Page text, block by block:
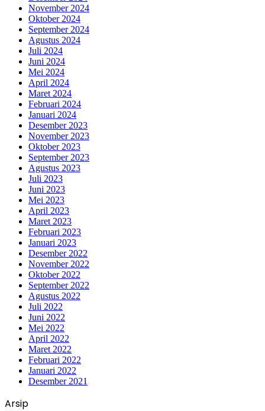
November 2024
Oktober 2024
September 2024
Agustus 2024
Juli 2024
Juni 2024
Mei 2024
April 2024
Maret 2024
Februari 2024
Januari 2024
Desember 2023
November 2023
Oktober 2023
September 2023
Agustus 2023
Juli 2023
Juni 2023
Mei 2023
April 2023
Maret 2023
Februari 2023
Januari 2023
Desember 2022
November 2022
Oktober 2022
September 2022
Agustus 2022
Juli 2022
Juni 2022
Mei 2022
April 2022
Maret 2022
Februari 2022
Januari 2022
Desember 2021
Arsip